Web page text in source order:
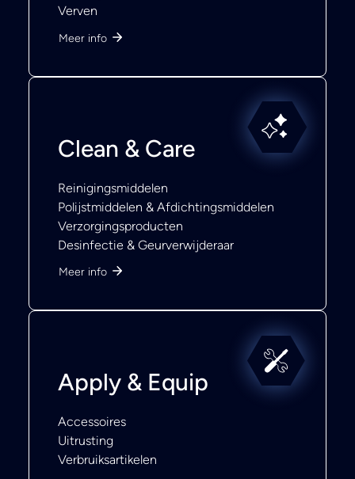
Verven
Meer info
Clean & Care
Reinigingsmiddelen
Polijstmiddelen & Afdichtingsmiddelen
Verzorgingsproducten
Desinfectie & Geurverwijderaar
Meer info
Apply & Equip
Accessoires
Uitrusting
Verbruiksartikelen